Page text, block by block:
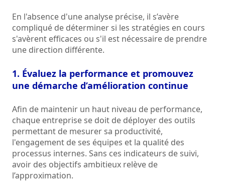
En l'absence d'une analyse précise, il s’avère
compliqué de déterminer si les stratégies en cours
s'avèrent efficaces ou s'il est nécessaire de prendre
une direction différente.
1. Évaluez la performance et promouvez
une démarche d’amélioration continue
Afin de maintenir un haut niveau de performance,
chaque entreprise se doit de déployer des outils
permettant de mesurer sa productivité,
l'engagement de ses équipes et la qualité des
processus internes. Sans ces indicateurs de suivi,
avoir des objectifs ambitieux relève de
l’approximation.